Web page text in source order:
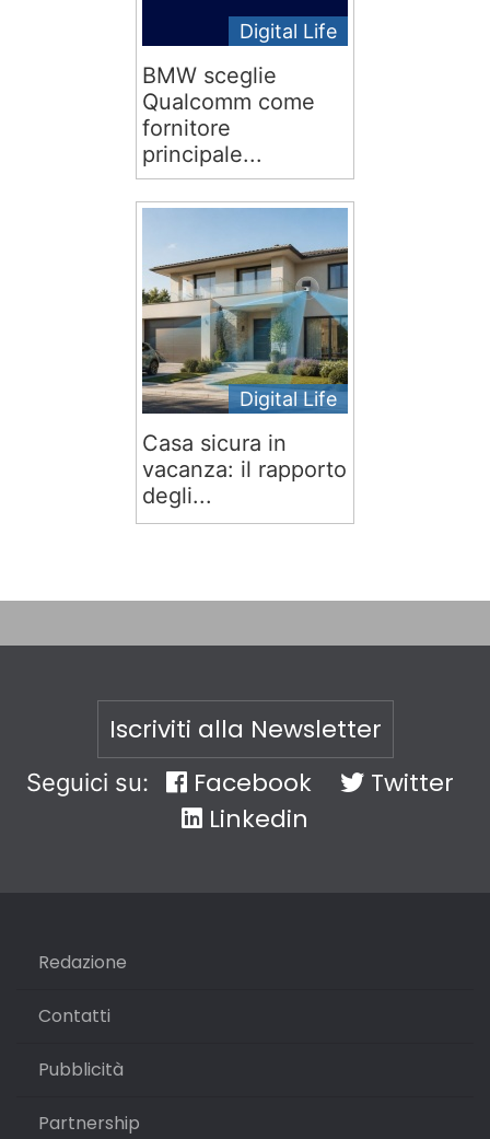
Digital Life
BMW sceglie
Qualcomm come
fornitore
principale...
Digital Life
Casa sicura in
vacanza: il rapporto
degli...
Iscriviti alla Newsletter
Seguici su: Facebook
Twitter
Linkedin
Redazione
Contatti
Pubblicità
Partnership